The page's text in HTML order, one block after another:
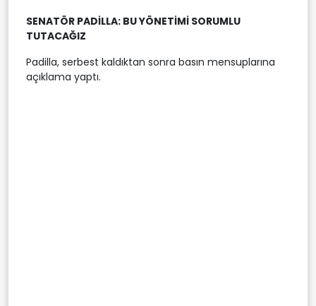
SENATÖR PADİLLA: BU YÖNETİMİ SORUMLU
TUTACAĞIZ
Padilla, serbest kaldıktan sonra basın mensuplarına
açıklama yaptı.